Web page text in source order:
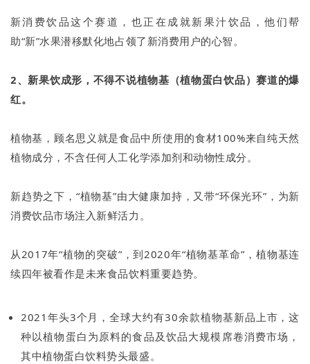
新消费饮品这个赛道，也正在成就新果汁饮品，他们帮
助“新”水果潜移默化地占领了新消费用户的心智。
2、新果饮成形，不得不说植物基（植物蛋白饮品）赛道的爆
红。
植物基，顾名思义就是食品中所使用的食材100%来自纯天然
植物成分，不含任何人工化学添加剂和动物性成分。
新趋势之下，“植物基”由大健康加持，又带“环保光环”，为新
消费饮品市场注入新鲜活力。
从2017年“植物的突破”，到2020年“植物基革命”，植物基连
续四年被看作是未来食品饮料重要趋势。
2021年头3个月，全球大约有30余款植物基新品上市，这
种以植物蛋白为原料的食品及饮品大规模席卷消费市场，
其中植物蛋白饮料势头最盛。